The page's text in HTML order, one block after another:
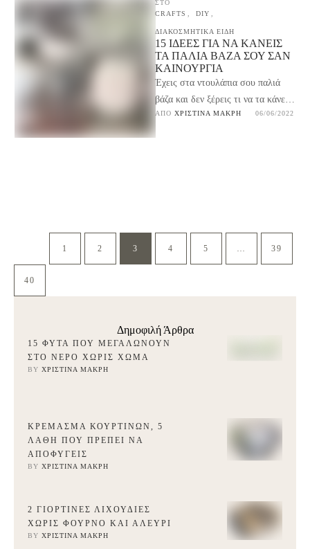
ΣΤΟ
CRAFTS
DIY
ΔΙΑΚΟΣΜΗΤΙΚΑ ΕΙΔΗ
15 ΙΔΈΕΣ ΓΙΑ ΝΑ ΚΆΝΕΙΣ
ΤΑ ΠΑΛΙΆ ΒΆΖΑ ΣΟΥ ΣΑΝ
ΚΑΙΝΟΎΡΓΙΑ
Έχεις στα ντουλάπια σου παλιά
βάζα και δεν ξέρεις τι να τα κάνεις;
Δες εδώ 15 ιδέες για …
ΑΠΌ ΧΡΙΣΤΊΝΑ ΜΑΚΡΉ 06/06/2022
1 2 3 4 5 … 39
40
Δημοφιλή Άρθρα
15 ΦΥΤΆ ΠΟΥ ΜΕΓΑΛΏΝΟΥΝ
ΣΤΟ ΝΕΡΌ ΧΩΡΊΣ ΧΏΜΑ
BY ΧΡΙΣΤΊΝΑ ΜΑΚΡΉ
ΚΡΈΜΑΣΜΑ ΚΟΥΡΤΙΝΏΝ, 5
ΛΆΘΗ ΠΟΥ ΠΡΈΠΕΙ ΝΑ
ΑΠΟΦΎΓΕΙΣ
BY ΧΡΙΣΤΊΝΑ ΜΑΚΡΉ
2 ΓΙΟΡΤΙΝΈΣ ΛΙΧΟΥΔΙΈΣ
ΧΩΡΊΣ ΦΟΎΡΝΟ ΚΑΙ ΑΛΕΎΡΙ
BY ΧΡΙΣΤΊΝΑ ΜΑΚΡΉ